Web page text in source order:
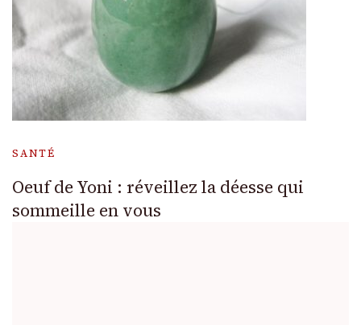
SANTÉ
Oeuf de Yoni : réveillez la déesse qui
sommeille en vous